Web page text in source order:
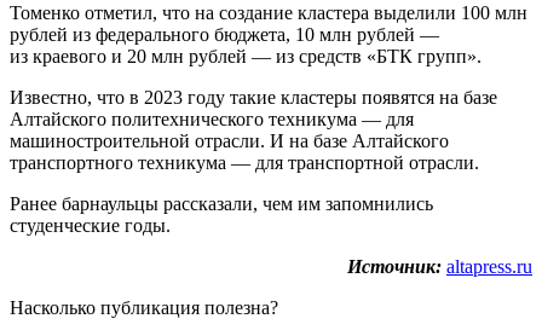
Томенко отметил, что на создание кластера выделили 100 млн
рублей из федерального бюджета, 10 млн рублей —
из краевого и 20 млн рублей — из средств «БТК групп».
Известно, что в 2023 году такие кластеры появятся на базе
Алтайского политехнического техникума — для
машиностроительной отрасли. И на базе Алтайского
транспортного техникума — для транспортной отрасли.
Ранее барнаульцы рассказали, чем им запомнились
студенческие годы.
Источник: altapress.ru
Насколько публикация полезна?